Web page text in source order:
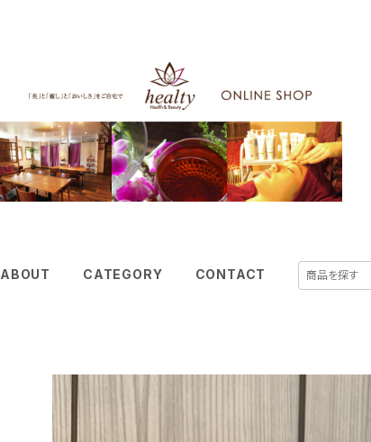
ABOUT CATEGORY CONTACT